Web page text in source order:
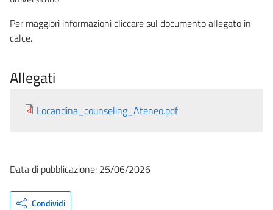
Per maggiori informazioni cliccare sul documento allegato in
calce.
Allegati
Locandina_counseling_Ateneo.pdf
Data di pubblicazione: 25/06/2026
Condividi